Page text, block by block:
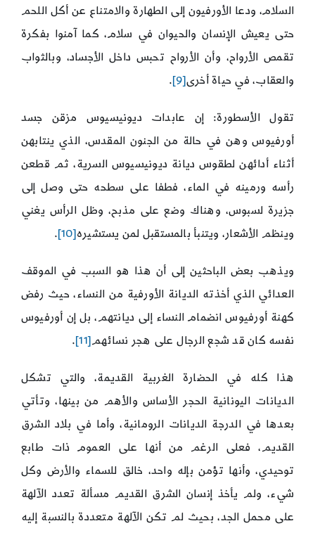
السلام، ودعا الأورفيون إلى الطهارة والامتناع عن أكل اللحم
حتى يعيش الإنسان والحيوان في سلام، كما آمنوا بفكرة
تقمص الأرواح، وأن الأرواح تحبس داخل الأجساد، وبالثواب
والعقاب، في حياة أخرى[9]
.
تقول الأسطورة: إن عابدات ديونيسيوس مزقن جسد
أورفيوس وهن في حالة من الجنون المقدس، الذي ينتابهن
أثناء أدائهن لطقوس ديانة ديونيسيوس السرية، ثم قطعن
رأسه ورمينه في الماء، فطفا على سطحه حتى وصل إلى
جزيرة لسبوس، وهناك وضع على مذبح، وظل الرأس يغني
وينظم الأشعار، ويتنبأ بالمستقبل لمن يستشيره [10]
.
ويذهب بعض الباحثين إلى أن هذا هو السبب في الموقف
العدائي الذي أخذته الديانة الأورفية من النساء، حيث رفض
كهنة أورفيوس انضمام النساء إلى ديانتهم، بل إن أورفيوس
نفسه كان قد شجع الرجال على هجر نسائهم [11]
.
هذا كله في الحضارة الغربية القديمة، والتي تشكل
الديانات اليونانية الحجر الأساس والأهم من بينها، وتأتي
بعدها في الدرجة الديانات الرومانية، وأما في بلاد الشرق
القديم، فعلى الرغم من أنها على العموم ذات طابع
توحيدي، وأنها تؤمن بإله واحد، خالق للسماء والأرض وكل
شيء، ولم يأخذ إنسان الشرق القديم مسألة تعدد الآلهة
على محمل الجد، بحيث لم تكن الآلهة متعددة بالنسبة إليه